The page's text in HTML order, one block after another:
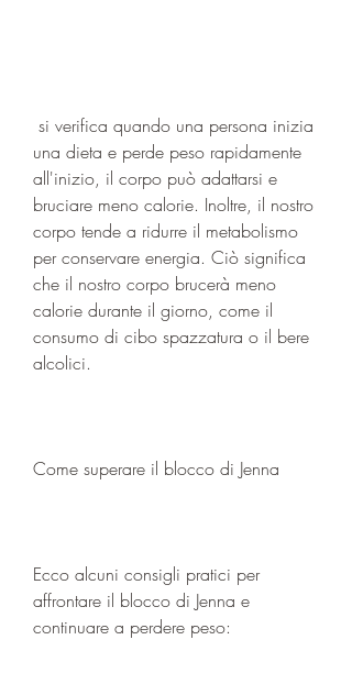
una dieta e perde peso rapidamente
all'inizio, il corpo può adattarsi e
bruciare meno calorie. Inoltre, il nostro
corpo tende a ridurre il metabolismo
per conservare energia. Ciò significa
che il nostro corpo brucerà meno
calorie durante il giorno, come il
consumo di cibo spazzatura o il bere
alcolici.
Come superare il blocco di Jenna
Ecco alcuni consigli pratici per
affrontare il blocco di Jenna e
continuare a perdere peso: